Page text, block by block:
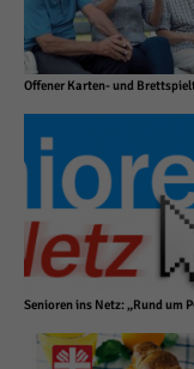
Offener Karten- und
Senioren ins Netz: „Rund um